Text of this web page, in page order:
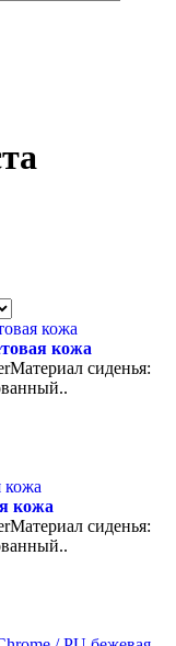
кожа
сиденья:
кожа
сиденья: